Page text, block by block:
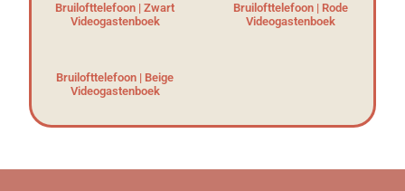
Bruilofttelefoon | Zwart
Videogastenboek
Bruilofttelefoon | Rode
Videogastenboek
Bruilofttelefoon | Beige
Videogastenboek